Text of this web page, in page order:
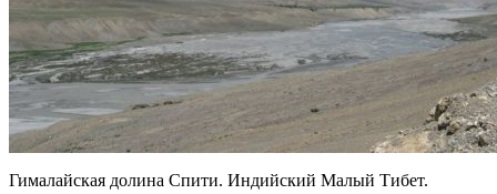
Гималайская долина Спити. Индийский Малый Тибет.